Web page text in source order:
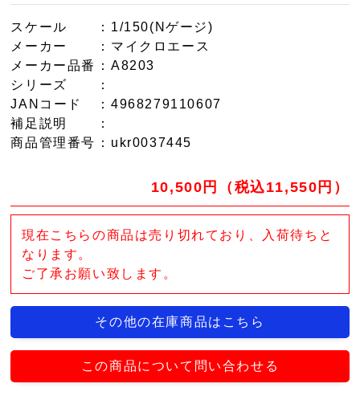
スケール
：1/150(Nゲージ)
メーカー
：マイクロエース
メーカー品番
：A8203
シリーズ
：
JANコード
：4968279110607
補足説明
：
商品管理番号 ：ukr0037445
10,500円（税込11,550円）
現在こちらの商品は売り切れており、入荷待ちと
なります。
ご了承お願い致します。
その他の在庫商品はこちら
この商品について問い合わせる